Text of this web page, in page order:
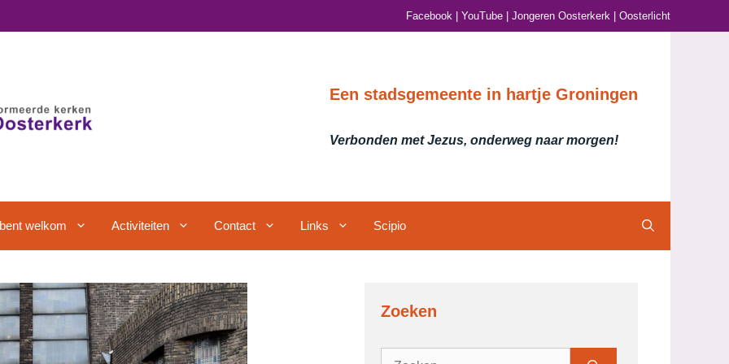
Facebook YouTube Jongeren Oosterkerk Oosterlicht
Een stadsgemeente in hartje Groningen
Verbonden met Jezus, onderweg naar morgen!
welkom Activiteiten Contact Links Scipio
Zoeken